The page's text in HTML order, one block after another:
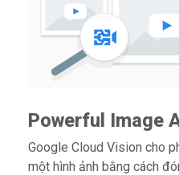
Powerful Image
Google Cloud Vision cho
một hình ảnh bằng cách